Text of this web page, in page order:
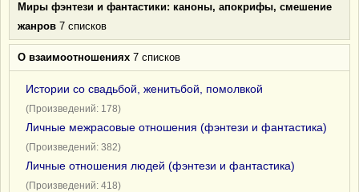
Миры фэнтези и фантастики: каноны, апокрифы, смешение
жанров 7 списков
О взаимоотношениях 7 списков
Истории со свадьбой, женитьбой, помолвкой
(Произведений: 178)
Личные межрасовые отношения (фэнтези и фантастика)
(Произведений: 382)
Личные отношения людей (фэнтези и фантастика)
(Произведений: 418)